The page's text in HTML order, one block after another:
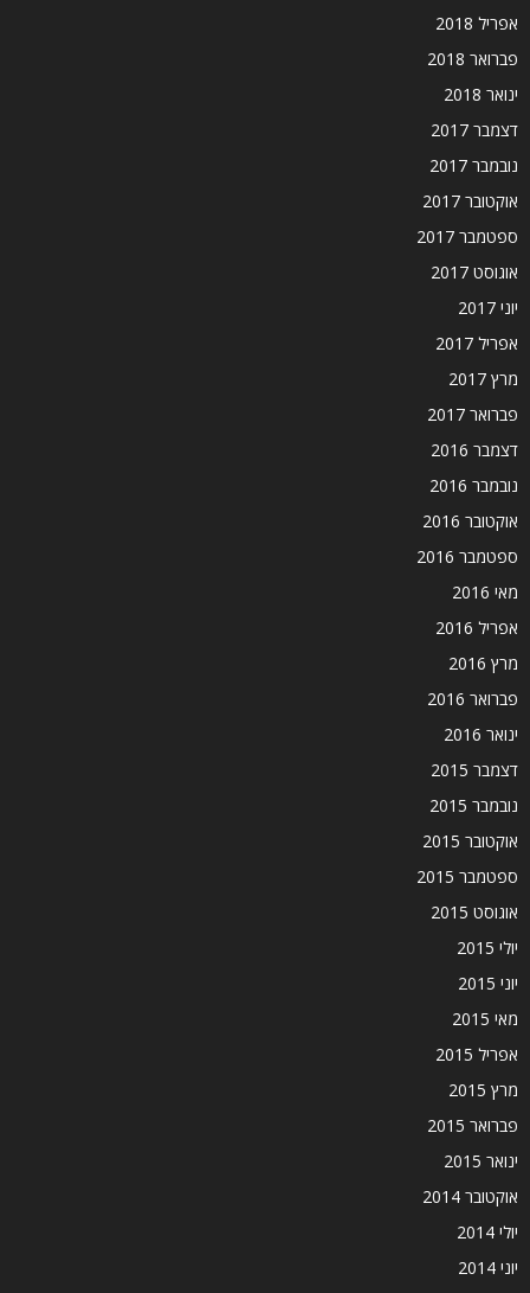
אפריל 2018
פברואר 2018
ינואר 2018
דצמבר 2017
נובמבר 2017
אוקטובר 2017
ספטמבר 2017
אוגוסט 2017
יוני 2017
אפריל 2017
מרץ 2017
פברואר 2017
דצמבר 2016
נובמבר 2016
אוקטובר 2016
ספטמבר 2016
מאי 2016
אפריל 2016
מרץ 2016
פברואר 2016
ינואר 2016
דצמבר 2015
נובמבר 2015
אוקטובר 2015
ספטמבר 2015
אוגוסט 2015
יולי 2015
יוני 2015
מאי 2015
אפריל 2015
מרץ 2015
פברואר 2015
ינואר 2015
אוקטובר 2014
יולי 2014
יוני 2014